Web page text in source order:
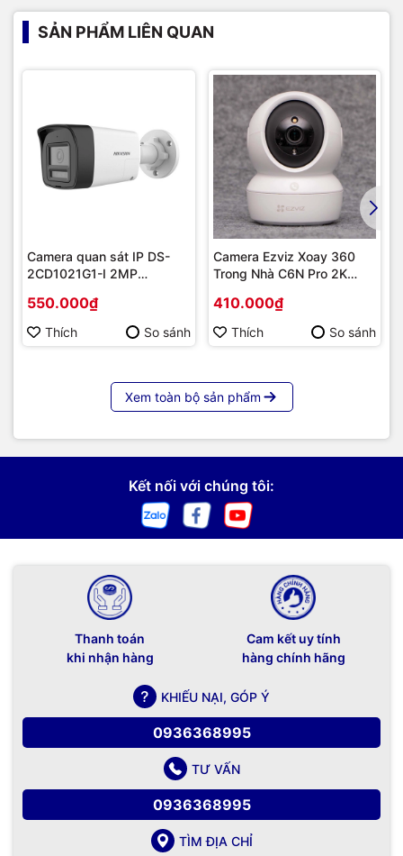
SẢN PHẨM LIÊN QUAN
Camera quan sát IP DS-
2CD1021G1-I 2MP
550.000₫
Thích So sánh
Camera Ezviz Xoay 360
Trong Nhà C6N Pro 2K
410.000₫
Thích So sánh
Xem toàn bộ sản phẩm
Kết nối với chúng tôi:
Thanh toán
khi nhận hàng
Cam kết uy tính
hàng chính hãng
KHIẾU NẠI, GÓP Ý
0936368995
TƯ VẤN
0936368995
TÌM ĐỊA CHỈ